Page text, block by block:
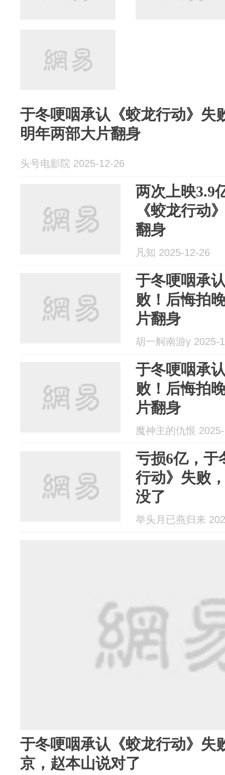
于冬哽咽承认《蛟龙行动》失
明年两部大片翻身
头号电影院 2025-12-26
两次上映3.9
《蛟龙行动
翻身
凡知 2025-12-26
于冬哽咽承
败！后悔拍
片翻身
胡一舸南游y 2025-
于冬哽咽承
败！后悔拍
片翻身
魔神主的仇恨
亏损6亿，于
行动》失败
没了
举头月已燕归来
于冬哽咽承认《蛟龙行动》失
京，赵本山说对了